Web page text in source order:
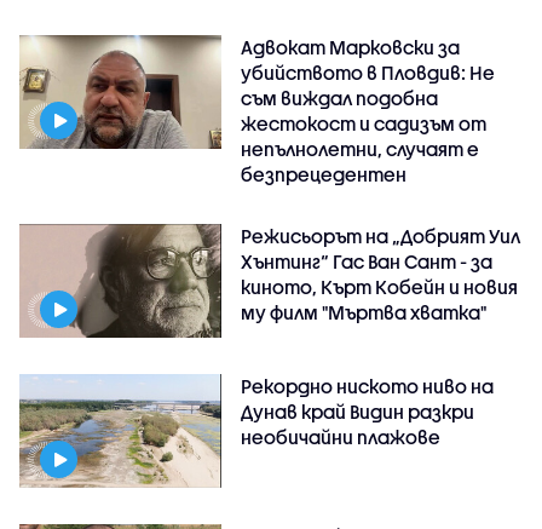
Адвокат Марковски за
убийството в Пловдив: Не
съм виждал подобна
жестокост и садизъм от
непълнолетни, случаят е
безпрецедентен
Режисьорът на „Добрият Уил
Хънтинг“ Гас Ван Сант - за
киното, Кърт Кобейн и новия
му филм "Мъртва хватка"
Рекордно ниското ниво на
Дунав край Видин разкри
необичайни плажове